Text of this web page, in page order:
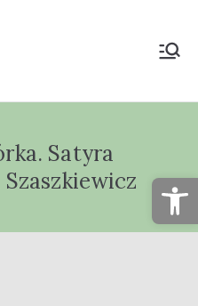
Przyrody
im.
Satyra